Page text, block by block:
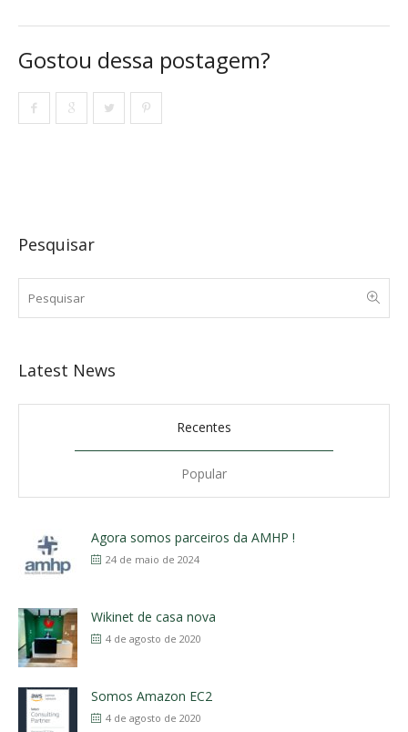
Gostou dessa postagem?
Pesquisar
Latest News
Recentes
Popular
Agora somos parceiros da AMHP !
24 de maio de 2024
Wikinet de casa nova
4 de agosto de 2020
Somos Amazon EC2
4 de agosto de 2020